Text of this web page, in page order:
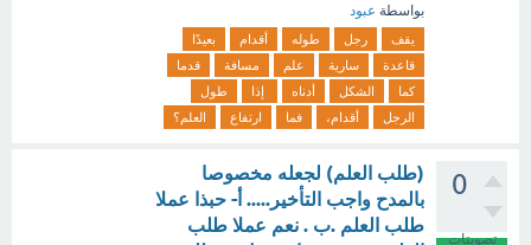
بواسطة عبود
يقف رجل طوله أقدام
بعيدًا
قاعدة
سارية علم مسافة
قدما
كما
الشكل أدناه إذا
طول
الرجل
أقدام، فما ارتفاع العلم؟
0
تصويتات
(طلب العلم) لجعله مخصوصا
بالمدح واجب التأخير..... أ- حبذا عملا
طلب العلم .ب . نعم عملا طلب